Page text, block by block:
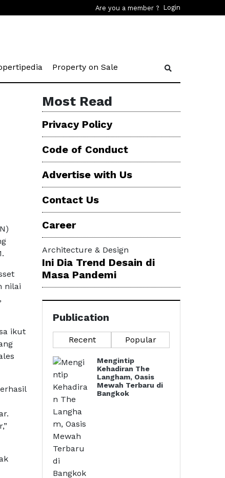
Are you a member ? Login
(current)
Property on Sale
nilai
ikut
Most Read
Privacy Policy
Code of Conduct
Advertise with Us
Contact Us
Career
Architecture & Design
Ini Dia Trend Desain di
Masa Pandemi
Publication
Recent Popular
Mengintip
Kehadiran The
Langham, Oasis
Mewah Terbaru di
Bangkok